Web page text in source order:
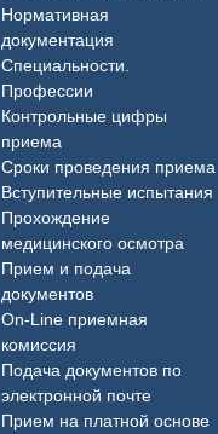
Нормативная
документация
Специальности.
Профессии
Контрольные цифры
приема
Сроки проведения приема
Вступительные испытания
Прохождение
медицинского осмотра
Прием и подача
документов
On-Line приемная
комиссия
Подача документов по
электронной почте
Прием на платной основе